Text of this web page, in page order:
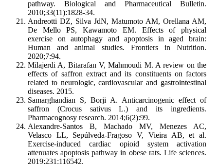
pathway. Biological and Pharmaceutical Bulletin.
2010;33(11):1828-34.
Andreotti DZ, Silva JdN, Matumoto AM, Orellana AM,
De Mello PS, Kawamoto EM. Effects of physical
exercise on autophagy and apoptosis in aged brain:
Human and animal studies. Frontiers in Nutrition.
2020;7:94.
Milajerdi A, Bitarafan V, Mahmoudi M. A review on the
effects of saffron extract and its constituents on factors
related to neurologic, cardiovascular and gastrointestinal
diseases. 2015.
Samarghandian S, Borji A. Anticarcinogenic effect of
saffron (Crocus sativus L.) and its ingredients.
Pharmacognosy research. 2014;6(2):99.
Alexandre-Santos B, Machado MV, Menezes AC,
Velasco LL, Sepúlveda-Fragoso V, Vieira AB, et al.
Exercise-induced cardiac opioid system activation
attenuates apoptosis pathway in obese rats. Life sciences.
2019;231:116542.